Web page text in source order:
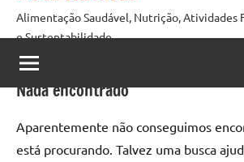
Alimentação Saudável, Nutrição, Atividades
e Sustentabilidade
Nada encontrado
Aparentemente não conseguimos
está procurando. Talvez uma busca